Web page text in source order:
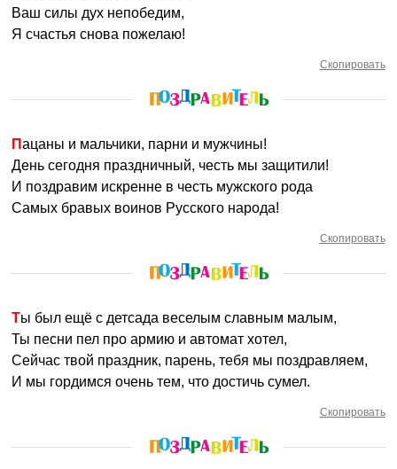
Ваш силы дух непобедим,
Я счастья снова пожелаю!
Скопировать
Пацаны и мальчики, парни и мужчины!
День сегодня праздничный, честь мы защитили!
И поздравим искренне в честь мужского рода
Самых бравых воинов Русского народа!
Скопировать
Ты был ещё с детсада веселым славным малым,
Ты песни пел про армию и автомат хотел,
Сейчас твой праздник, парень, тебя мы поздравляем,
И мы гордимся очень тем, что достичь сумел.
Скопировать